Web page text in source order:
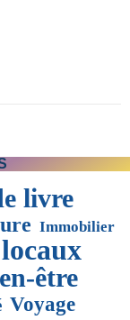
livre
Immobilier
être
Voyage